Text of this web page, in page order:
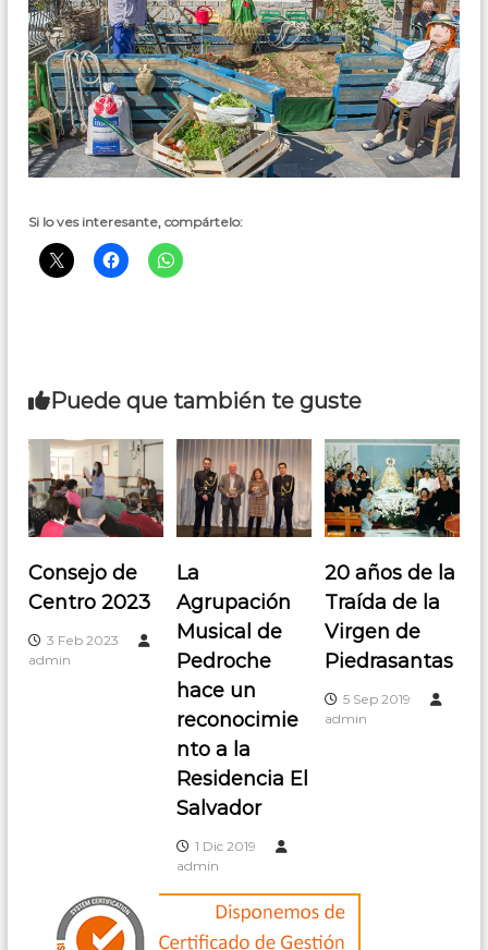
Si lo ves interesante, compártelo:
Puede que también te guste
Consejo de
Centro 2023
3 Feb 2023
admin
La
Agrupación
Musical de
Pedroche
hace un
reconocimie
nto a la
Residencia El
Salvador
1 Dic 2019
admin
20 años de la
Traída de la
Virgen de
Piedrasantas
5 Sep 2019
admin